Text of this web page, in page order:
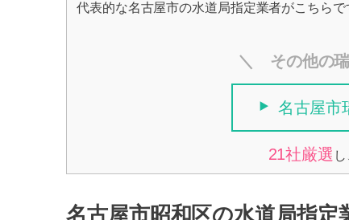
代表的な名古屋市の水道局指定業者がこちらで
＼ その他の瑞
名古屋市
21社厳選
名古屋市昭和区の水道局指定